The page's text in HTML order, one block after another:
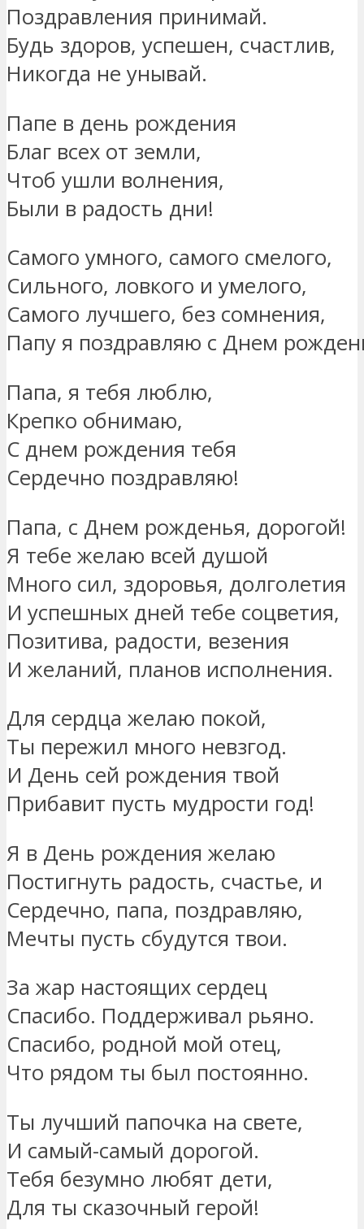
Поздравления принимай.
Будь здоров, успешен, счастлив,
Никогда не унывай.
Папе в день рождения
Благ всех от земли,
Чтоб ушли волнения,
Были в радость дни!
Самого умного, самого смелого,
Сильного, ловкого и умелого,
Самого лучшего, без сомнения,
Папу я поздравляю с Днем
Папа, я тебя люблю,
Крепко обнимаю,
С днем рождения тебя
Сердечно поздравляю!
Папа, с Днем рожденья, дорогой!
Я тебе желаю всей душой
Много сил, здоровья, долголетия
И успешных дней тебе соцветия,
Позитива, радости, везения
И желаний, планов исполнения.
Для сердца желаю покой,
Ты пережил много невзгод.
И День сей рождения твой
Прибавит пусть мудрости год!
Я в День рождения желаю
Постигнуть радость, счастье, и
Сердечно, папа, поздравляю,
Мечты пусть сбудутся твои.
За жар настоящих сердец
Спасибо. Поддерживал рьяно.
Спасибо, родной мой отец,
Что рядом ты был постоянно.
Ты лучший папочка на свете,
И самый-самый дорогой.
Тебя безумно любят дети,
Для ты сказочный герой!